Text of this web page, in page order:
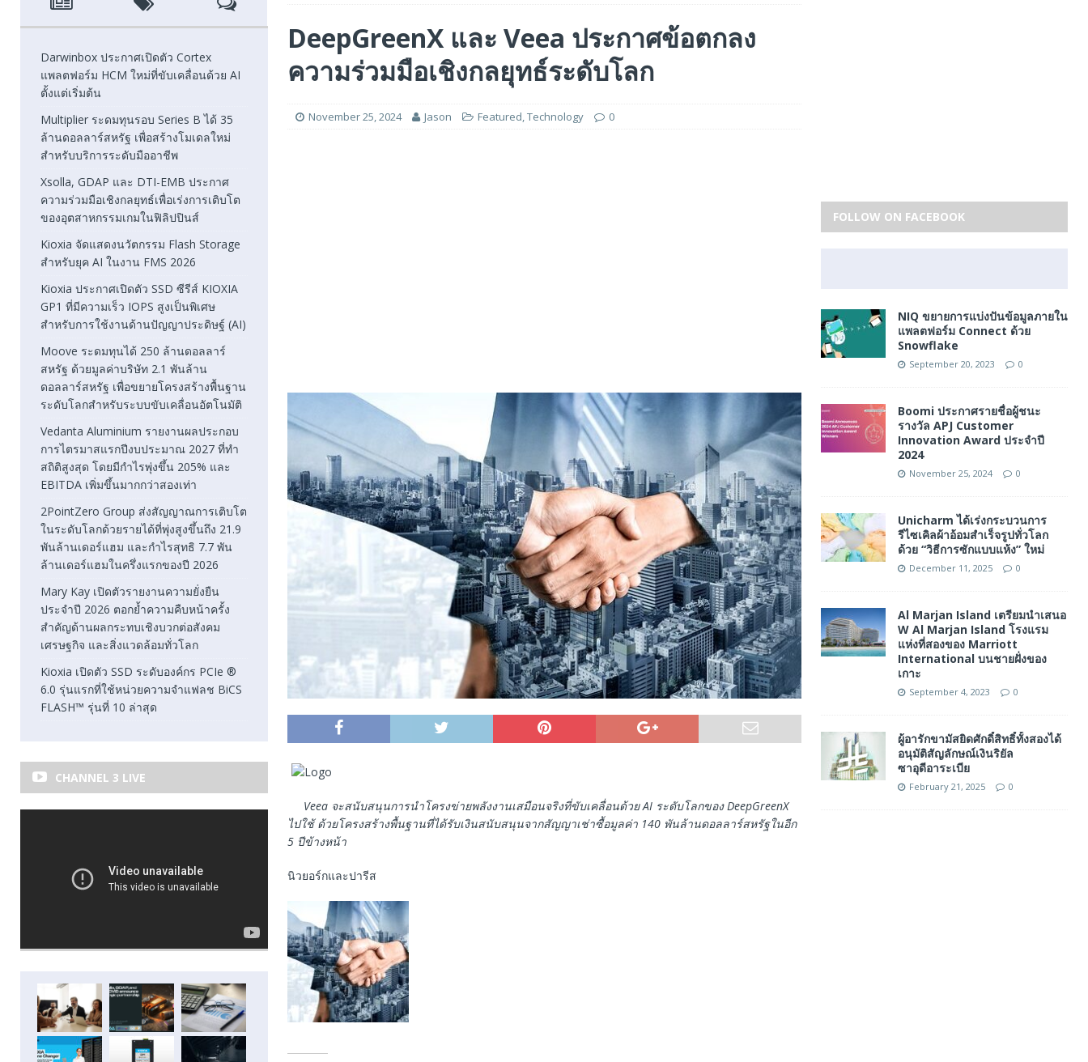
[ August 6, 2026 ] Xsolla, GDAP และ DTI-EMB ประกาศความร่วมมือเชิงกลยุทธ์เพื่อเร่งการเติบโตของอุตสาหกรรมเกมในฟิลิปปินส์
FEATURED
[ August 5, 2026 ] Kioxia จัดแสดงนวัตกรรม Flash Storage สำหรับยุค AI ในงาน FMS 2026
FEATURED
FEATURED
DeepGreenX และ Veea ประกาศข้อตกลง
ความร่วมมือเชิงกลยุทธ์ระดับโลก
November 25, 2024 Jason Featured,Technology 0
Veea จะสนับสนุนการนําโครงข่ายพลังงานเสมือนจริงที่ขับเคลื่อนด้วย AI ระดับโลกของ DeepGreenX
ไปใช้ ด้วยโครงสร้างพื้นฐานที่ได้รับเงินสนับสนุนจากสัญญาเช่าซื้อมูลค่า 140 พันล้านดอลลาร์สหรัฐในอีก
5 ปีข้างหน้า
นิวยอร์กและปารีส
Darwinbox ประกาศเปิดตัว Cortex
แพลตฟอร์ม HCM ใหม่ที่ขับเคลื่อนด้วย AI
ตั้งแต่เริ่มต้น
Multiplier ระดมทุนรอบ Series B ได้ 35
ล้านดอลลาร์สหรัฐ เพื่อสร้างโมเดลใหม่
สำหรับบริการระดับมืออาชีพ
Xsolla, GDAP และ DTI-EMB ประกาศ
ความร่วมมือเชิงกลยุทธ์เพื่อเร่งการเติบโต
ของอุตสาหกรรมเกมในฟิลิปปินส์
Kioxia จัดแสดงนวัตกรรม Flash Storage
สำหรับยุค AI ในงาน FMS 2026
Kioxia ประกาศเปิดตัว SSD ซีรีส์ KIOXIA
GP1 ที่มีความเร็ว IOPS สูงเป็นพิเศษ
สำหรับการใช้งานด้านปัญญาประดิษฐ์ (AI)
Moove ระดมทุนได้ 250 ล้านดอลลาร์
สหรัฐ ด้วยมูลค่าบริษัท 2.1 พันล้าน
ดอลลาร์สหรัฐ เพื่อขยายโครงสร้างพื้นฐาน
ระดับโลกสำหรับระบบขับเคลื่อนอัตโนมัติ
Vedanta Aluminium รายงานผลประกอบ
การไตรมาสแรกปีงบประมาณ 2027 ที่ทำ
สถิติสูงสุด โดยมีกำไรพุ่งขึ้น 205% และ
EBITDA เพิ่มขึ้นมากกว่าสองเท่า
2PointZero Group ส่งสัญญาณการเติบโต
ในระดับโลกด้วยรายได้ที่พุ่งสูงขึ้นถึง 21.9
พันล้านเดอร์แฮม และกำไรสุทธิ 7.7 พัน
ล้านเดอร์แฮมในครึ่งแรกของปี 2026
Mary Kay เปิดตัวรายงานความยั่งยืน
ประจำปี 2026 ตอกย้ำความคืบหน้าครั้ง
สำคัญด้านผลกระทบเชิงบวกต่อสังคม
เศรษฐกิจ และสิ่งแวดล้อมทั่วโลก
Kioxia เปิดตัว SSD ระดับองค์กร PCIe ®
6.0 รุ่นแรกที่ใช้หน่วยความจำแฟลช BiCS
FLASH™ รุ่นที่ 10 ล่าสุด
CHANNEL 3 LIVE
FOLLOW ON FACEBOOK
NIQ ขยายการแบ่งปันข้อมูลภายใน
แพลตฟอร์ม Connect ด้วย
Snowflake
September 20, 2023 0
Boomi ประกาศรายชื่อผู้ชนะ
รางวัล APJ Customer
Innovation Award ประจำปี
2024
November 25, 2024 0
Unicharm ได้เร่งกระบวนการ
รีไซเคิลผ้าอ้อมสำเร็จรูปทั่วโลก
ด้วย “วิธีการซักแบบแห้ง” ใหม่
December 11, 2025 0
Al Marjan Island เตรียมนำเสนอ
W Al Marjan Island โรงแรม
แห่งที่สองของ Marriott
International บนชายฝั่งของ
เกาะ
September 4, 2023 0
ผู้อารักขามัสยิดศักดิ์สิทธิ์ทั้งสองได้
อนุมัติสัญลักษณ์เงินริยัล
ซาอุดีอาระเบีย
February 21, 2025 0